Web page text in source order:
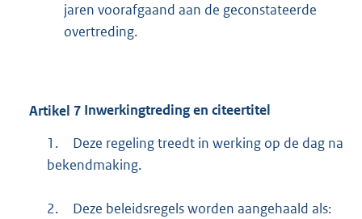
jaren voorafgaand aan de geconstateerde
overtreding.
Artikel 7 Inwerkingtreding en citeertitel
1.
Deze regeling treedt in werking op de dag na
bekendmaking.
2.
Deze beleidsregels worden aangehaald als: